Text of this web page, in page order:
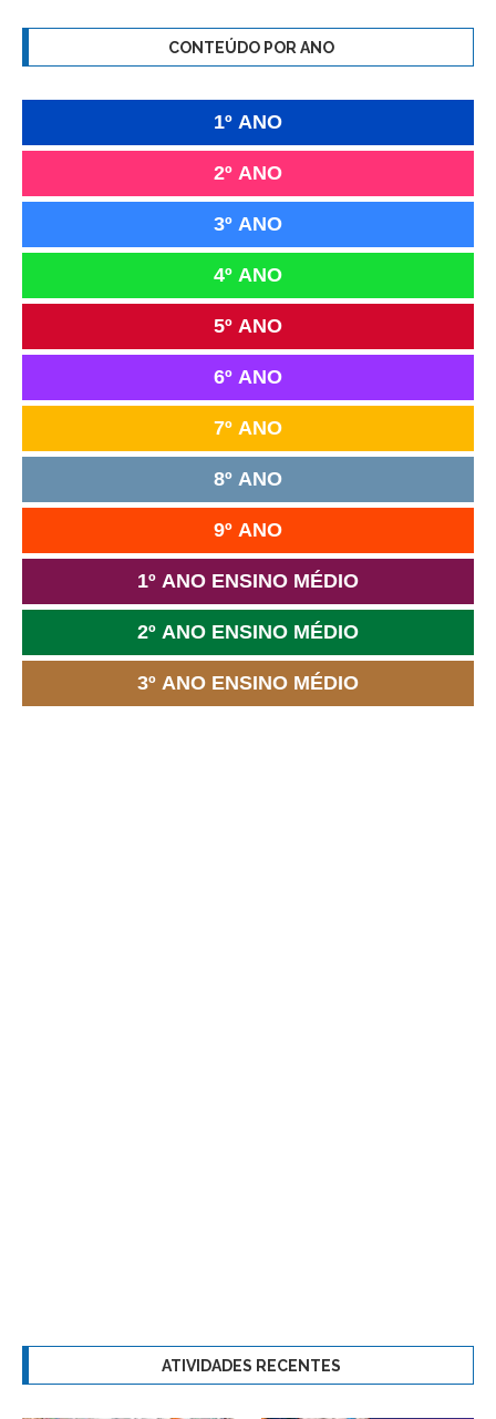
CONTEÚDO POR ANO
1º ANO
2º ANO
3º ANO
4º ANO
5º ANO
6º ANO
7º ANO
8º ANO
9º ANO
1º ANO ENSINO MÉDIO
2º ANO ENSINO MÉDIO
3º ANO ENSINO MÉDIO
ATIVIDADES RECENTES